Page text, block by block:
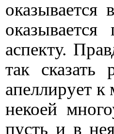
аспекту.
так сказать
апеллирует
некоей
пусть и в